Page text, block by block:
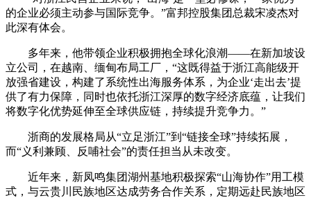
的企业必须主动参与国际竞争。”富邦控股集团总裁宋凌杰对
此深有体会。
多年来，他带领企业积极拥抱全球化浪潮——在新加坡设
立公司，在越南、缅甸布局工厂，“这既得益于浙江高能级开
放强省建设，构建了系统性出海服务体系，为企业‘走出去’提
供了有力保障，同时也依托浙江深厚的数字经济底蕴，让我们
将数字化优势延伸至全球供应链，持续提升竞争力。”
浙商的发展格局从“立足浙江”到“链接全球”持续拓展，
而“义利兼顾、反哺社会”的责任担当从未改变。
近年来，新凤鸣集团湖州基地积极探索“山海协作”用工模
式，与云贵川民族地区达成劳务合作关系，定期远赴民族地区